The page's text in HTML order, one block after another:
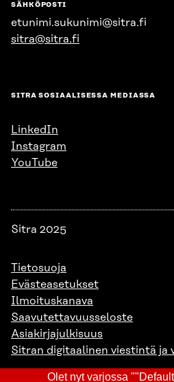
SÄHKÖPOSTI
etunimi.sukunimi@sitra.fi
sitra@sitra.fi
SITRA SOSIAALISESSA MEDIASSA
LinkedIn
Instagram
YouTube
Sitra 2025
Tietosuoja
Evästeasetukset
Ilmoituskanava
Saavutettavuusseloste
Asiakirjajulkisuus
Sitran digitaalinen viestintä ja
Olet nyt varjossa